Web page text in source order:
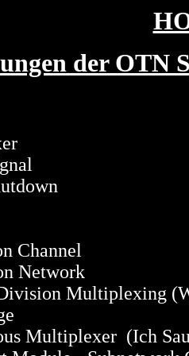
der OTN
Multiplexing
(Ich